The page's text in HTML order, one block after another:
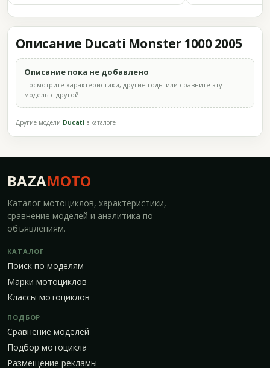
Описание Ducati Monster 1000 2005
Описание пока не добавлено
Посмотрите характеристики, другие годы или сравните эту
модель с другой.
Другие модели Ducati в каталоге
BAZAMOTO
Каталог мотоциклов, характеристики,
сравнение моделей и аналитика по
объявлениям.
КАТАЛОГ
Поиск по моделям
Марки мотоциклов
Классы мотоциклов
ПОДБОР
Сравнение моделей
Подбор мотоцикла
Размещение рекламы